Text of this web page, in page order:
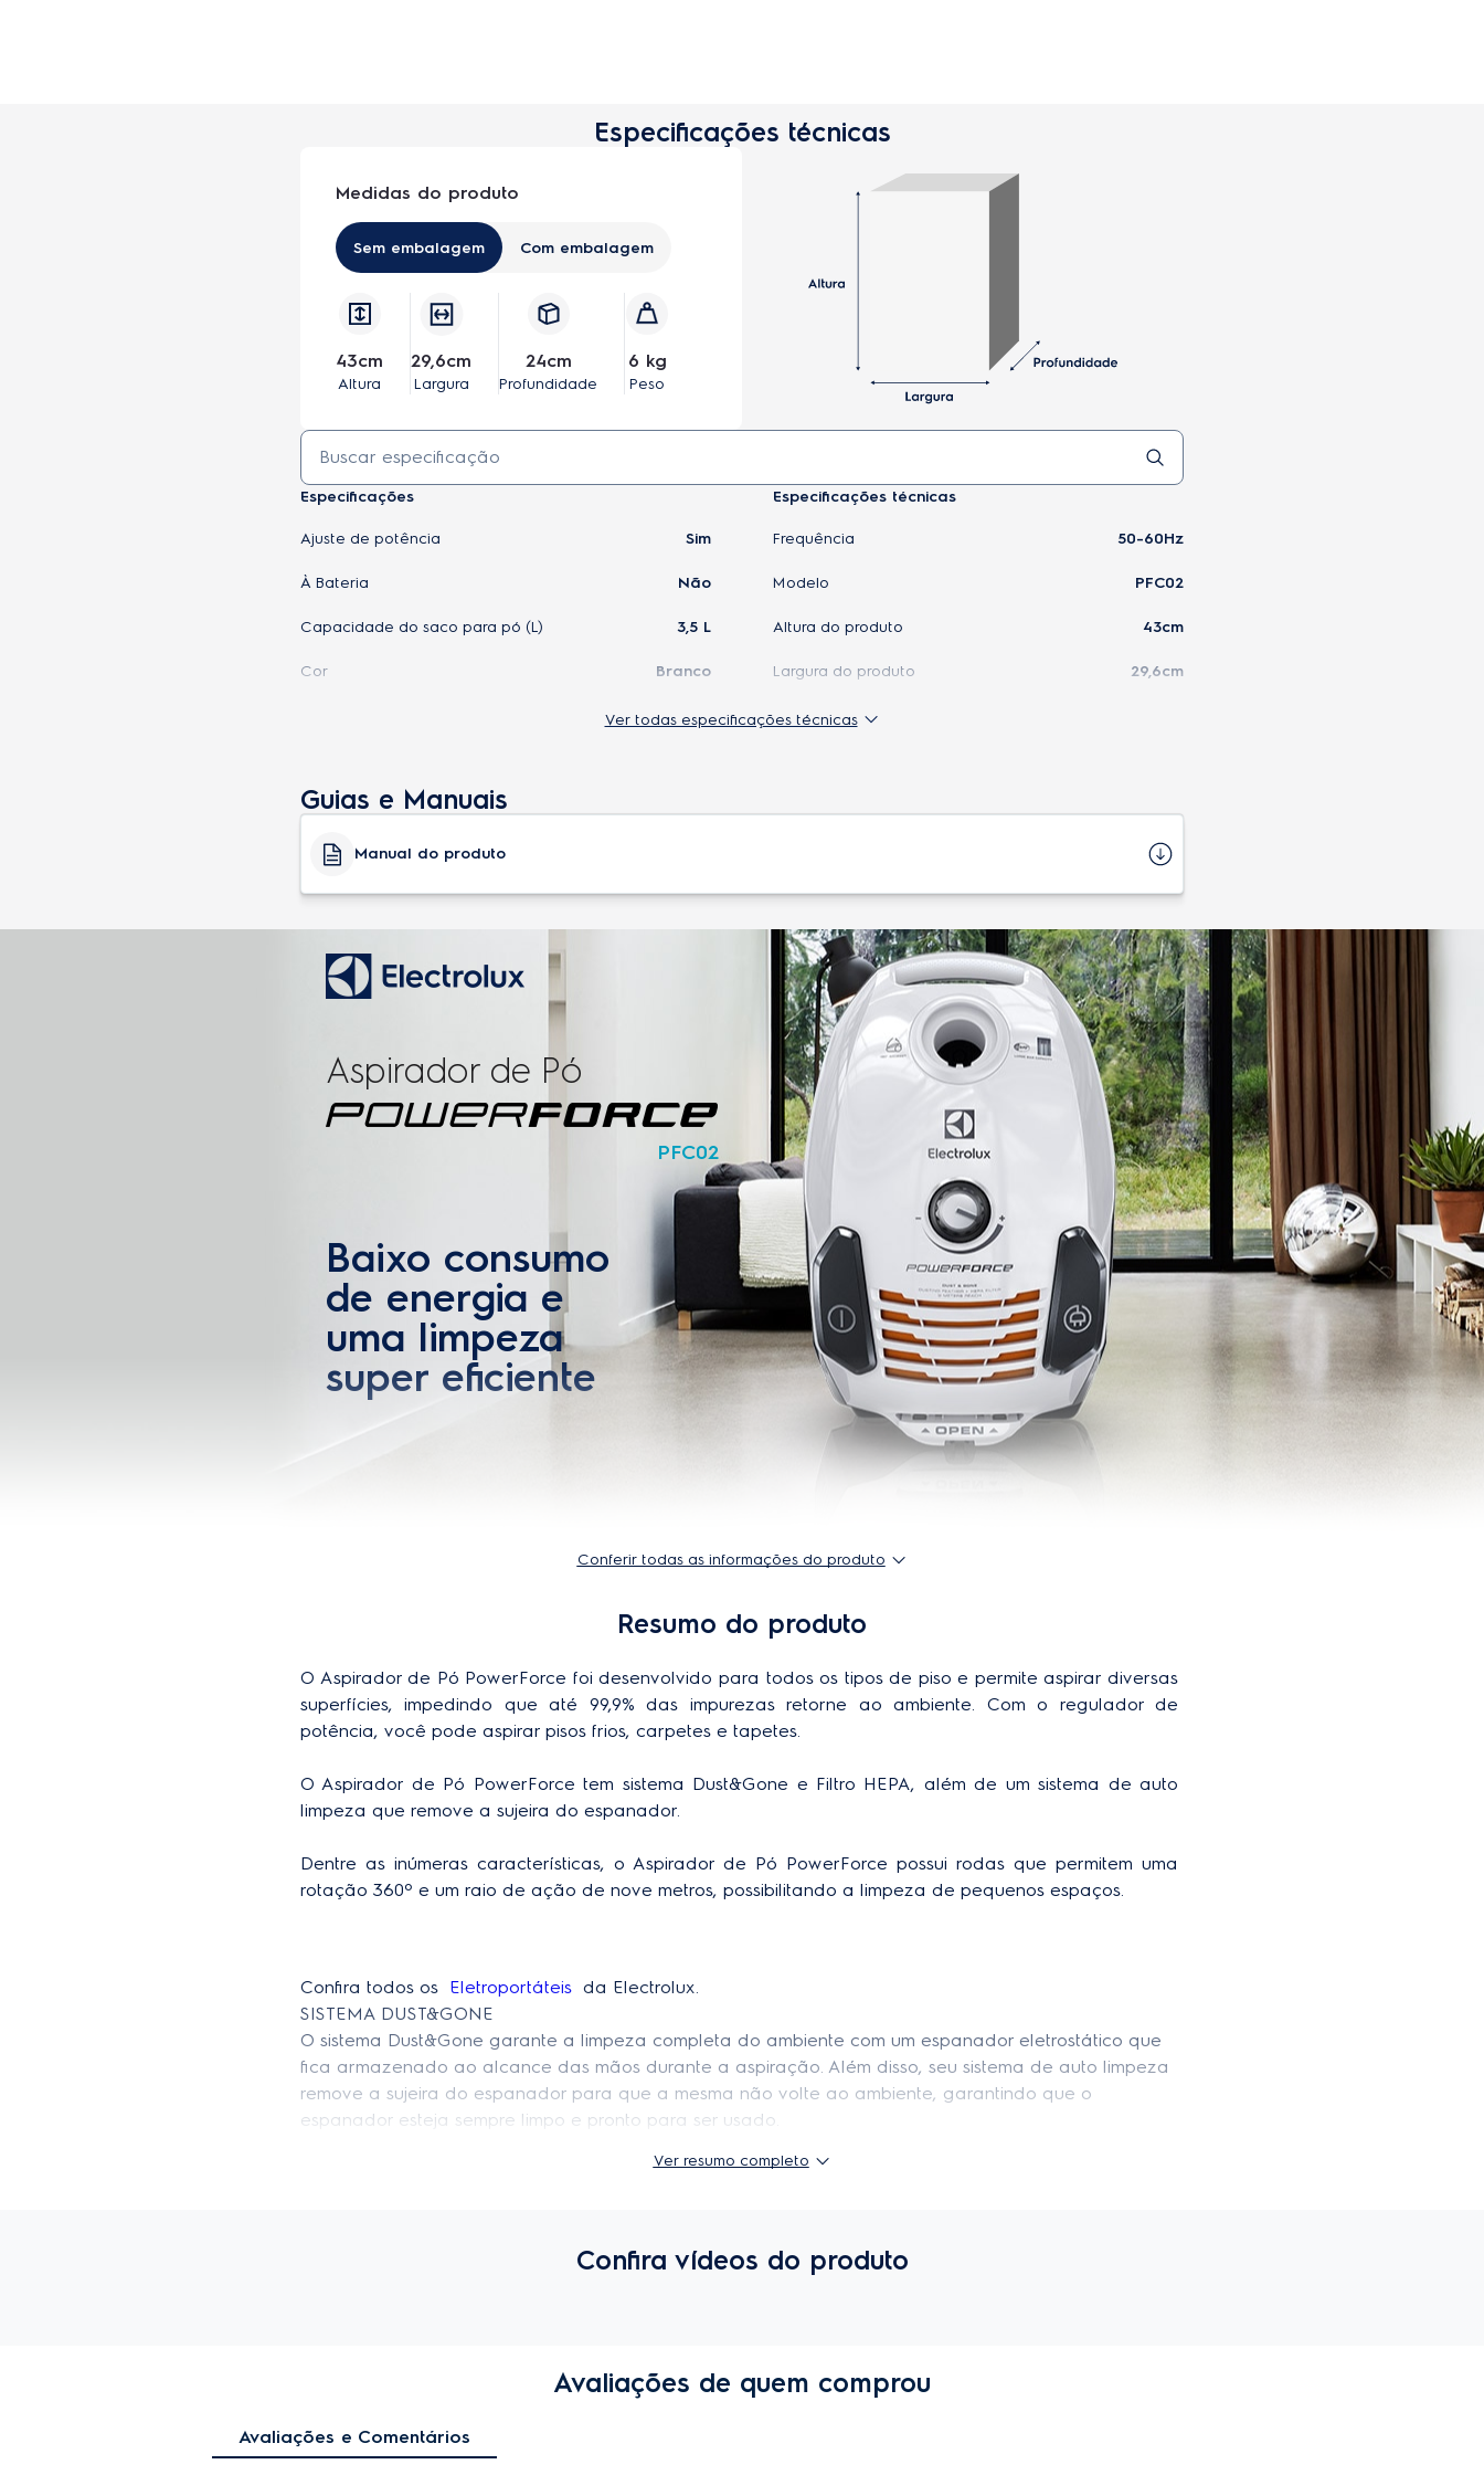
Especificações técnicas
Medidas do produto
Sem embalagem Com embalagem
43cm
Altura
29,6cm
Largura
24cm
Profundidade
6 kg
Peso
Especificações
Ajuste de potência Sim
À Bateria Não
Capacidade do saco para pó (L) 3,5 L
Cor Branco
79dB (127V) e 80dB (220V)
Potência (W)
Tipo de aspirador
Enrolador de cabo elétrico Sim
Consumo de energia (kW/h)
Acessórios
Tubo prolongador telescópico; bocal
espanador eletrotástico e bocal 3 em 1:
Sim
Especificações técnicas
Frequência 50-60Hz
Modelo PFC02
Altura do produto 43cm
Largura do produto 29,6cm
Profundidade do produto
Importado
Garantia do produto 1 ano
EAN-13 7896347147934 (127V) / 7896347147941 (220V)
Altura do produto embalado 44cm
Peso do produto embalado 7 kg
Profundidade do produto embalado 40 cm
Comprimento do cabo elétrico (m) 6 m
Alcance total (m) 9,0m
Largura do produto embalado 59,6 cm
Ver todas especificações técnicas
Guias e Manuais
Manual do produto
Conferir todas as informações do produto
Resumo do produto
O Aspirador de Pó PowerForce foi desenvolvido para todos os tipos de piso e permite aspirar diversas
superfícies, impedindo que até 99,9% das impurezas retorne ao ambiente. Com o regulador de
potência, você pode aspirar pisos frios, carpetes e tapetes.
O Aspirador de Pó PowerForce tem sistema Dust&Gone e Filtro HEPA, além de um sistema de auto
limpeza que remove a sujeira do espanador.
Dentre as inúmeras características, o Aspirador de Pó PowerForce possui rodas que permitem uma
rotação 360º e um raio de ação de nove metros, possibilitando a limpeza de pequenos espaços.
Confira todos os Eletroportáteis
  da Electrolux.
SISTEMA DUST&GONE
O sistema Dust&Gone garante a limpeza completa do ambiente com um espanador eletrostático que
fica armazenado ao alcance das mãos durante a aspiração. Além disso, seu sistema de auto limpeza
remove a sujeira do espanador para que a mesma não volte ao ambiente, garantindo que o
espanador esteja sempre limpo e pronto para ser usado.
ALCANCE TOTAL DE 9M
Um dos maiores cabos do mercado doméstico, possibilitando aspirar muito mais longe sem trocar de
Ver resumo completo
Confira vídeos do produto
Avaliações de quem comprou
Avaliações e Comentários